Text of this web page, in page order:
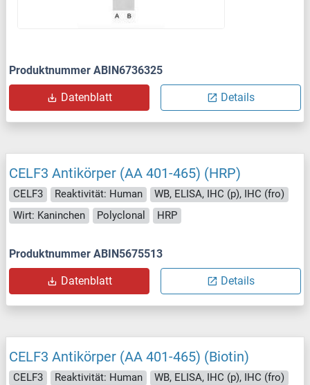
Produktnummer ABIN6736325
Datenblatt Details
CELF3 Antikörper (AA 401-465) (HRP)
CELF3 Reaktivität: Human
WB, ELISA, IHC (p), IHC (fro)
Wirt: Kaninchen
Polyclonal HRP
Produktnummer ABIN5675513
Datenblatt Details
CELF3 Antikörper (AA 401-465) (Biotin)
CELF3 Reaktivität: Human
WB, ELISA, IHC (p), IHC (fro)